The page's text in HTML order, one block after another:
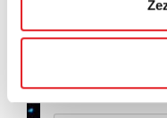
osobowych
temat
Zapoznałem z